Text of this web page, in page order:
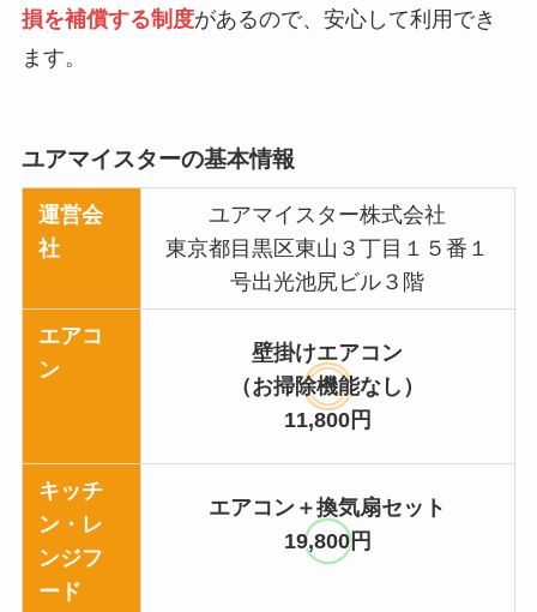
損を補償する制度があるので、安心して利用でき
ます。
ユアマイスターの基本情報
運営会
社
ユアマイスター株式会社
東京都目黒区東山３丁目１５番１
号出光池尻ビル３階
エアコ
ン
壁掛けエアコン
（お掃除機能なし）
11,800円
キッチ
ン・レ
ンジフ
ード
エアコン＋換気扇セット
19,800円